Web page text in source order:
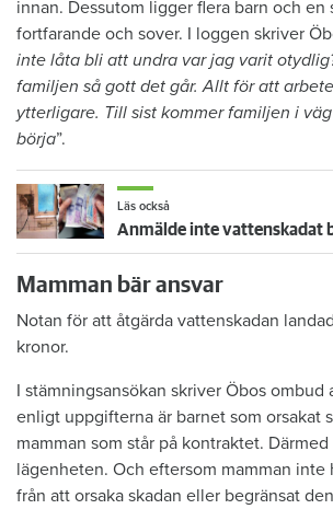
innan. Dessutom ligger flera barn och en
fortfarande och sover. I loggen skriver
inte låta bli att undra var jag varit
familjen så gott det går. Allt för att
ytterligare. Till sist kommer familjen i
börja”.
Läs också
Mamman bär ansvar
Notan för att åtgärda vattenskadan
kronor.
I stämningsansökan skriver Öbos ombud
enligt uppgifterna är barnet som orsakat
mamman som står på kontraktet.
lägenheten. Och eftersom mamman inte
från att orsaka skadan eller begränsat